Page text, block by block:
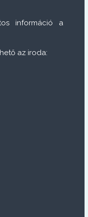
információ a
az iroda: